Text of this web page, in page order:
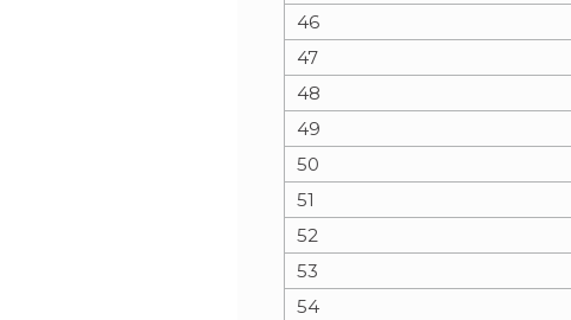
46
47
48
49
50
51
52
53
54